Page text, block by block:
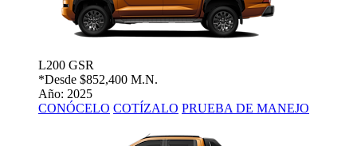
L200 GSR
*Desde $852,400 M.N.
Año: 2025
CONÓCELO COTÍZALO PRUEBA DE MANEJO